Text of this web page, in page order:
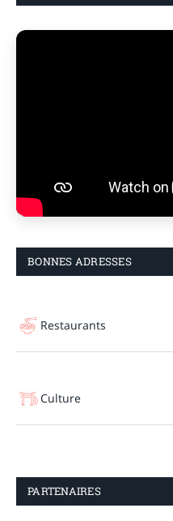
BONNES ADRESSES
Restaurants
Culture
PARTENAIRES